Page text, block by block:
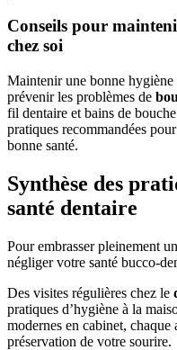
Conseils pour
chez soi
Maintenir une bonne hygiène
prévenir les problèmes de
fil dentaire et bains de
pratiques recommandées
bonne santé.
Synthèse des
santé dentaire
Pour embrasser pleinement
négliger votre santé bucco-
Des visites régulières chez le
pratiques d’hygiène à la
modernes en cabinet,
préservation de votre sourire.